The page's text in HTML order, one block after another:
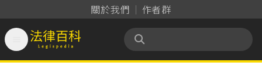
關於我們 作者群
法律百科 Legispedia